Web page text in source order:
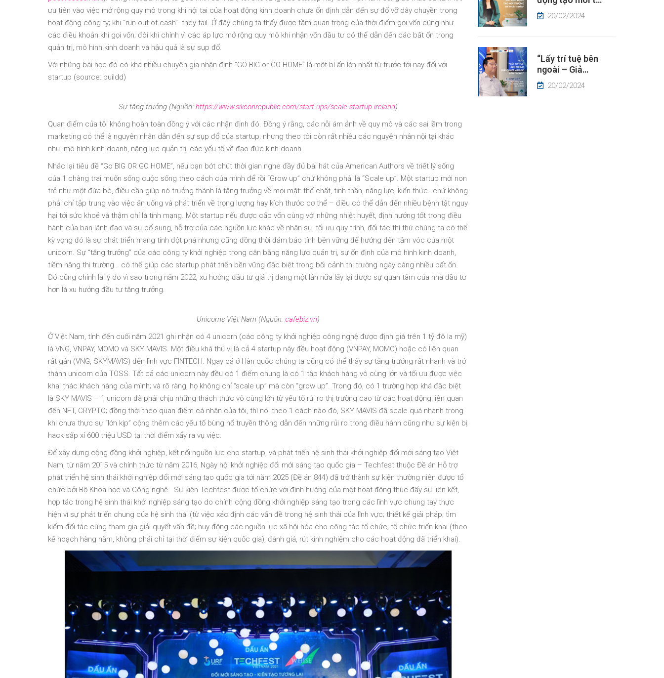
ưu tiên vào việc mở rộng quy mô trong khi nội tai của hoạt động kinh doanh chưa ổn định dẫn đến sự đổ vỡ dây chuyền trong
hoạt động công ty; khi “run out of cash”- they fail. Ở đây chúng ta thấy được tầm quan trọng của thời điểm gọi vốn cũng như
các điều khoản khi gọi vốn; đôi khi chính vì các áp lực mở rộng quy mô khi nhận vốn đầu tư có thể dẫn đến các bất ổn trong
quản trị, mô hình kinh doanh và hậu quả là sự sụp đổ.
Với những bài học đó có khá nhiều chuyên gia nhận định “GO BIG or GO HOME” là một bí ẩn lớn nhất từ trước tới nay đối với
startup (source: buildd)
Sự tăng trưởng (Nguồn: https://www.siliconrepublic.com/start-ups/scale-startup-ireland)
Quan điểm của tôi không hoàn toàn đồng ý với các nhận định đó. Đồng ý rằng, các nỗi ám ảnh về quy mô và các sai lầm trong
marketing có thể là nguyên nhân dẫn đến sự sụp đổ của startup; nhưng theo tôi còn rất nhiều các nguyên nhân nội tại khác
như: mô hình kinh doanh, năng lực quản trị, các yếu tố về đạo đức kinh doanh.
Nhắc lại tiêu đề “Go BIG OR GO HOME”, nếu bạn bớt chút thời gian nghe đầy đủ bài hát của American Authors về triết lý sống
của 1 chàng trai muốn sống cuộc sống theo cách của mình để rồi “Grow up” chứ không phải là “Scale up”. Một startup mới non
trẻ như một đứa bé, điều cần giúp nó trưởng thành là tăng trưởng về mọi mặt: thể chất, tinh thần, năng lực, kiến thức…chứ không
phải chỉ tập trung vào việc ăn uống và phát triển về trọng lượng hay kích thước cơ thể – điều có thể dẫn đến nhiều bệnh tật nguy
hại tới sức khoẻ và thậm chí là tính mạng. Một startup nếu được cấp vốn cùng với những nhiệt huyết, định hướng tốt trong điều
hành của ban lãnh đạo và sự bổ sung, hỗ trợ của các nguồn lực khác về nhân sự, tối ưu quy trình, đối tác thì thứ chúng ta có thể
kỳ vọng đó là sự phát triển mang tính đột phá nhưng cũng đồng thời đảm bảo tính bền vững để hướng đến tầm vóc của một
unicorn. Sự “tăng trưởng” của các công ty khởi nghiệp trong cân bằng năng lực quản trị, sự ổn định của mô hình kinh doanh,
tiềm năng thị trường… có thể giúp các startup phát triển bền vững đặc biệt trong bối cảnh thị trường ngày càng nhiều bất ổn.
Đó cũng chính là lý do vì sao trong năm 2022, xu hướng đầu tư giá trị đang một lần nữa lấy lại được sự quan tâm của nhà đầu tư
hơn là xu hướng đầu tư tăng trưởng.
Unicorns Việt Nam (Nguồn: cafebiz.vn)
Ở Việt Nam, tính đến cuối năm 2021 ghi nhận có 4 unicorn (các công ty khởi nghiệp công nghệ được định giá trên 1 tỷ đô la mỹ)
là VNG, VNPAY, MOMO và SKY MAVIS. Một điều khá thú vị là cả 4 startup này đều hoạt động (VNPAY, MOMO) hoặc có liên quan
rất gần (VNG, SKYMAVIS) đến lĩnh vực FINTECH. Ngay cả ở Hàn quốc chúng ta cũng có thể thấy sự tăng trưởng rất nhanh và trở
thành unicorn của TOSS. Tất cả các unicorn này đều có 1 điểm chung là có 1 tập khách hàng vô cùng lớn và tối ưu được việc
khai thác khách hàng của mình; và rõ ràng, họ không chỉ “scale up” mà còn “grow up”. Trong đó, có 1 trường hợp khá đặc biệt
là SKY MAVIS – 1 unicorn đã phải chịu những thách thức vô cùng lớn từ yếu tố rủi ro thị trường cao từ các hoạt động liên quan
đến NFT, CRYPTO; đồng thời theo quan điểm cá nhân của tôi, thì nói theo 1 cách nào đó, SKY MAVIS đã scale quá nhanh trong
khi chưa thực sự “lớn kịp” cộng thêm các yếu tố bùng nổ truyền thông dẫn đến những rủi ro trong điều hành cũng như sự kiện bị
hack sấp xỉ 600 triệu USD tại thời điểm xẩy ra vụ việc.
Để xây dựng cộng đồng khởi nghiệp, kết nối nguồn lực cho startup, và phát triển hệ sinh thái khởi nghiệp đổi mới sáng tạo Việt
Nam, từ năm 2015 và chính thức từ năm 2016, Ngày hội khởi nghiệp đổi mới sáng tạo quốc gia – Techfest thuộc Đề án Hỗ trợ
phát triển hệ sinh thái khởi nghiệp đổi mới sáng tạo quốc gia tới năm 2025 (Đề án 844) đã trở thành sự kiện thường niên được tổ
chức bởi Bộ Khoa học và Công nghệ. Sự kiện Techfest được tổ chức với định hướng của một hoạt động thúc đẩy sự liên kết,
hợp tác trong hệ sinh thái khởi nghiệp sáng tạo do chính cộng đồng khởi nghiệp sáng tạo trong các lĩnh vực chung tay thực
hiện vì sự phát triển chung của hệ sinh thái (từ việc xác định các vấn đề trong hệ sinh thái của lĩnh vực; thiết kế giải pháp; tìm
kiếm đối tác cùng tham gia giải quyết vấn đề; huy động các nguồn lực xã hội hóa cho công tác tổ chức; tổ chức triển khai (theo
kế hoạch hàng năm, không phải chỉ tại thời điểm sự kiện quốc gia), đánh giá, rút kinh nghiệm cho các hoạt động đã triển khai).
20/02/2024
“Lấy trí tuệ bên
ngoài – Giả…
20/02/2024